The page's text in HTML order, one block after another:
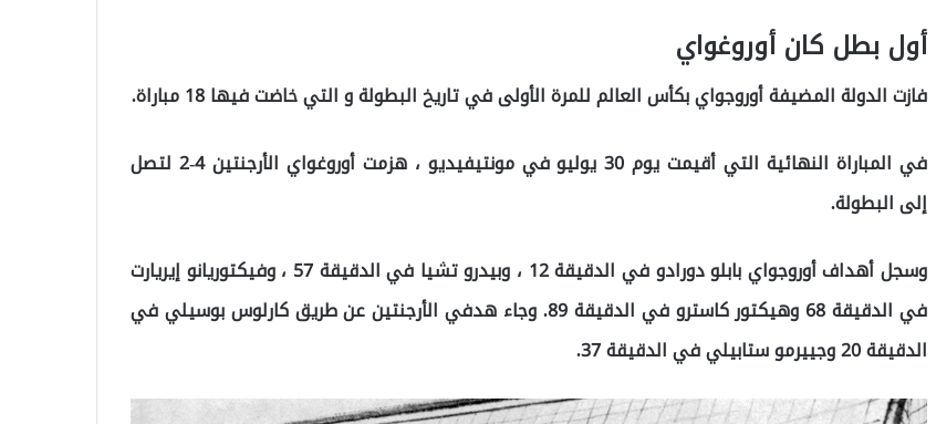
أول بطل كان أوروغواي
فازت الدولة المضيفة أوروجواي بكأس العالم للمرة الأولى في تاريخ البطولة و التي خاضت فيها 18 مباراة.
في المباراة النهائية التي أقيمت يوم 30 يوليو في مونتيفيديو ، هزمت أوروغواي الأرجنتين 4-2 لتصل
إلى البطولة.
وسجل أهداف أوروجواي بابلو دورادو في الدقيقة 12 ، وبيدرو تشيا في الدقيقة 57 ، وفيكتوريانو إيريارت
في الدقيقة 68 وهيكتور كاسترو في الدقيقة 89. وجاء هدفي الأرجنتين عن طريق كارلوس بوسيلي في
الدقيقة 20 وجييرمو ستابيلي في الدقيقة 37.